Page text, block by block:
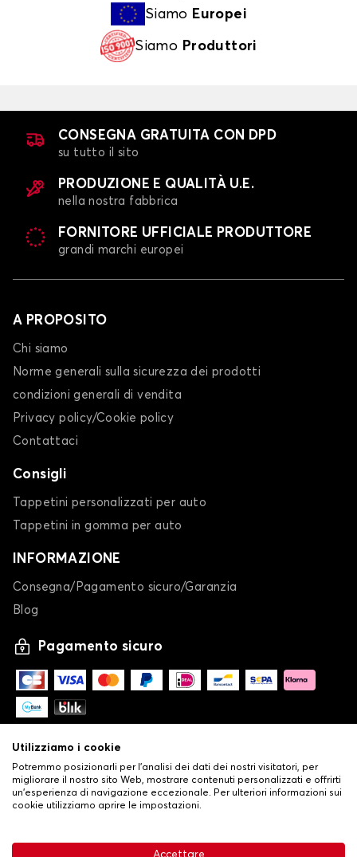
Siamo Europei
Siamo Produttori
CONSEGNA GRATUITA CON DPD
su tutto il sito
PRODUZIONE E QUALITÀ U.E.
nella nostra fabbrica
FORNITORE UFFICIALE PRODUTTORE
grandi marchi europei
A PROPOSITO
Chi siamo
Norme generali sulla sicurezza dei prodotti
condizioni generali di vendita
Privacy policy/Cookie policy
Contattaci
Consigli
Tappetini personalizzati per auto
Tappetini in gomma per auto
INFORMAZIONE
Consegna/Pagamento sicuro/Garanzia
Blog
Pagamento sicuro
Condizioni generali di vendita•
Utilizziamo i cookie
Potremmo posizionarli per l'analisi dei dati dei nostri visitatori, per
migliorare il nostro sito Web, mostrare contenuti personalizzati e offrirti
un'esperienza di navigazione eccezionale. Per ulteriori informazioni sui
cookie utilizziamo aprire le impostazioni.
Accettare